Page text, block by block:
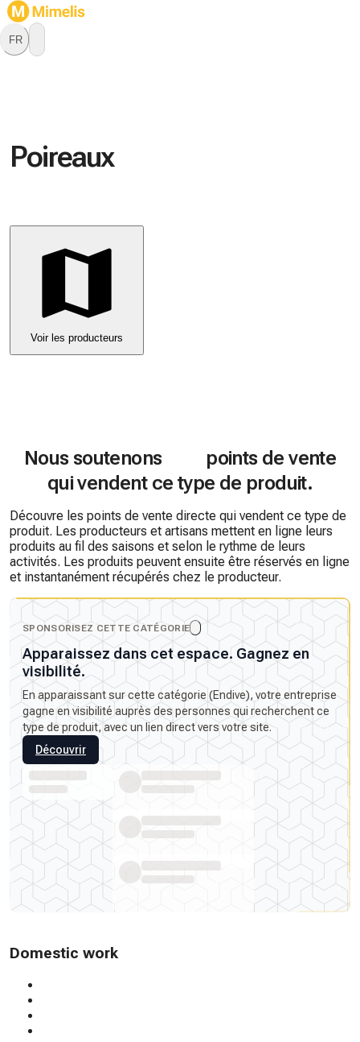
FR
Poireaux
Voir les producteurs
Nous soutenons
points de vente
qui vendent ce type de produit.
Découvre les points de vente directe qui vendent ce type de
produit. Les producteurs et artisans mettent en ligne leurs
produits au fil des saisons et selon le rythme de leurs
activités. Les produits peuvent ensuite être réservés en ligne
et instantanément récupérés chez le producteur.
SPONSORISEZ CETTE CATÉGORIE
Apparaissez dans cet espace. Gagnez en
visibilité.
En apparaissant sur cette catégorie (Endive), votre entreprise
gagne en visibilité auprès des personnes qui recherchent ce
type de produit, avec un lien direct vers votre site.
Découvrir
Domestic work